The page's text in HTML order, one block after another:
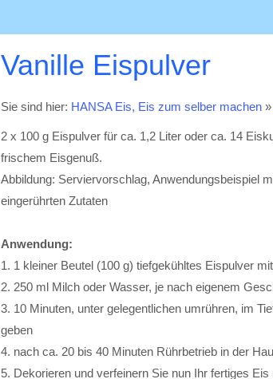
Vanille Eispulver
Sie sind hier: HANSA Eis, Eis zum selber machen »
2 x 100 g Eispulver für ca. 1,2 Liter oder ca. 14
frischem Eisgenuß.
Abbildung: Serviervorschlag, Anwendungsbeispiel
eingerührten Zutaten
Anwendung:
1. 1 kleiner Beutel (100 g) tiefgekühltes Eispulver mit
2. 250 ml Milch oder Wasser, je nach eigenem
3. 10 Minuten, unter gelegentlichen umrühren, im
geben
4. nach ca. 20 bis 40 Minuten Rührbetrieb in der
5. Dekorieren und verfeinern Sie nun Ihr fertiges